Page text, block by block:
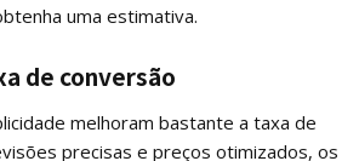
uma estimativa.
de conversão
melhoram bastante a taxa de
precisas e preços otimizados, os